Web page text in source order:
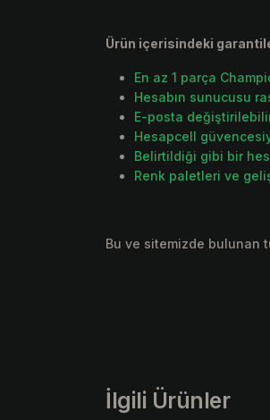
Ürün içerisindeki
En az 1 parça
Hesabın sunucusu
E-posta
Hesapcell
Belirtildiği gibi bir
Renk paletleri ve
Bu ve sitemizde bulunan
İlgili Ürünler